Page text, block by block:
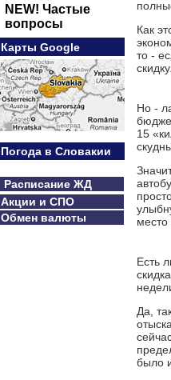
NEW! Частые
вопросы
Карты Google
Погода в Словакии
Расписание ЖД
Акции и СПО
Обмен валюты
Как
то -
скидку.
Но -
15
место
Есть
Да,
было